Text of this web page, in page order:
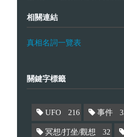
相關連結
真相名詞一覽表
關鍵字標籤
UFO 216 事件
冥想/打坐/觀想 32